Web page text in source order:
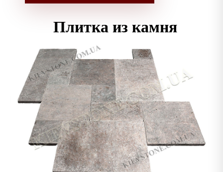
текстуру, придающую глубину и интерес к
Плитка из камня